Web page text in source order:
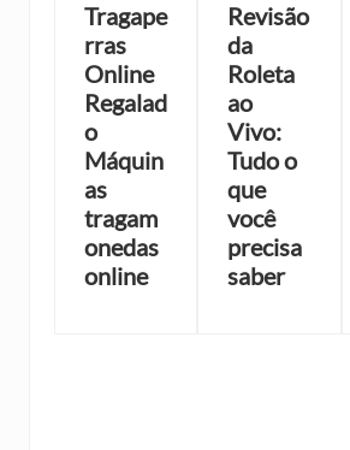
Tragape
rras
Online
Regalad
o
Máquin
as
tragam
onedas
online
Revisão
da
Roleta
ao
Vivo:
Tudo o
que
você
precisa
saber